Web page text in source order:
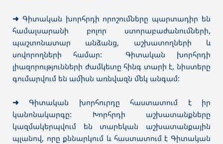
➜ Գիտական խորհրդի որոշումները պարտադիր են
համալսարանի բոլոր ստորաբաժանումների,
պաշտոնատար անձանց, աշխատողների և
սովորողների համար: Գիտական խորհրդի
լիազորությունների ժամկետը հինգ տարի է, նիստերը
գումարվում են ամիսն առնվազն մեկ անգամ:
➜ Գիտական խորհուրդը հաստատում է իր
կանոնակարգը: Խորհրդի աշխատանքները
կազմակերպվում են տարեկան աշխատանքային
պլանով, որը քննարկում և հաստատում է Գիտական